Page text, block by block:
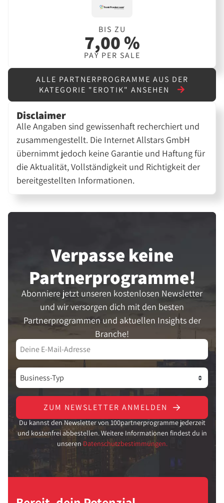
BIS ZU
7,00 %
PAY PER SALE
ALLE PARTNERPROGRAMME AUS DER
KATEGORIE "EROTIK" ANSEHEN
Disclaimer
Alle Angaben sind gewissenhaft recherchiert und
zusammengestellt. Die Internet Allstars GmbH
übernimmt jedoch keine Garantie und Haftung für
die Aktualität, Vollständigkeit und Richtigkeit der
bereitgestellten Informationen.
Verpasse keine
Partner­programme!
Abonniere jetzt unseren kostenlosen Newsletter
und wir versorgen dich mit den besten
Partnerprogrammen und aktuellen Insights der
Branche!
ZUM NEWSLETTER ANMELDEN
Du kannst den Newsletter von 100partnerprogramme jederzeit
und kostenfrei abbestellen. Weitere Informationen findest du in
unseren Datenschutzbestimmungen.